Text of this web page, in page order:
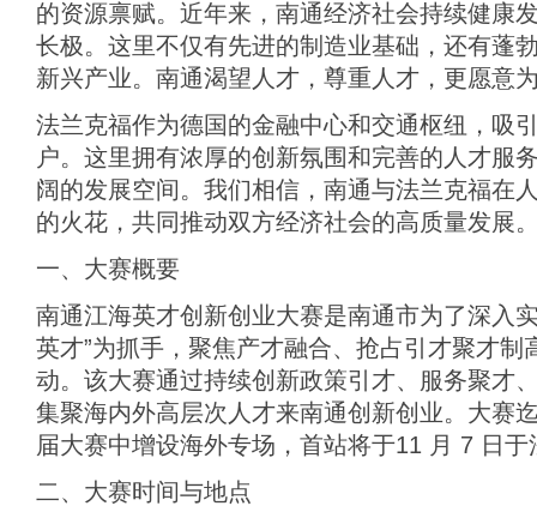
的资源禀赋。近年来，南通经济社会持续健康
长极。这里不仅有先进的制造业基础，还有蓬
新兴产业。南通渴望人才，尊重人才，更愿意
法兰克福作为德国的金融中心和交通枢纽，吸
户。这里拥有浓厚的创新氛围和完善的人才服
阔的发展空间。我们相信，南通与法兰克福在
的火花，共同推动双方经济社会的高质量发展
一、大赛概要
南通江海英才创新创业大赛是南通市为了深入
英才”为抓手，聚焦产才融合、抢占引才聚才制
动。该大赛通过持续创新政策引才、服务聚才
集聚海内外高层次人才来南通创新创业。大赛
届大赛中增设海外专场，首站将于11 月 7 日
二、大赛时间与地点